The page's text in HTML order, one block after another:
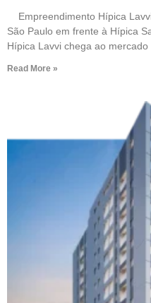
Empreendimento Hípica
São Paulo em frente à Hípica
Hípica Lavvi chega ao mercado
Read More »